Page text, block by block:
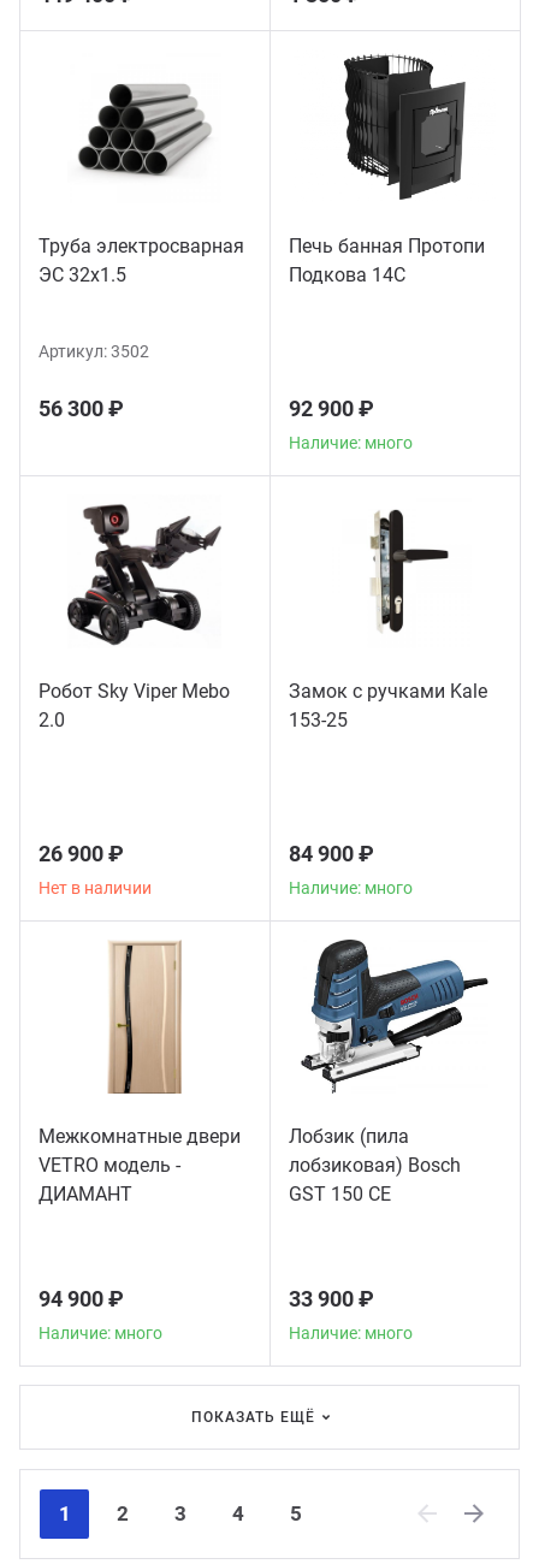
Труба электросварная
ЭС 32x1.5
Артикул:3502
56 300 ₽
Печь банная Протопи
Подкова 14С
92 900 ₽
Наличие: много
Робот Sky Viper Mebo
2.0
26 900 ₽
Нет в наличии
Замок с ручками Kale
153-25
84 900 ₽
Наличие: много
Межкомнатные двери
VETRO модель -
ДИАМАНТ
94 900 ₽
Наличие: много
Лобзик (пила
лобзиковая) Bosch
GST 150 CE
33 900 ₽
Наличие: много
ПОКАЗАТЬ ЕЩЁ
1 2 3 4
5